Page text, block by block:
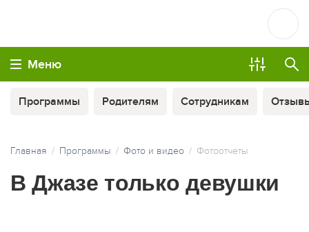
Меню
Программы Родителям Сотрудникам
Главная Программы Фото и видео Фотоотчеты
В Джазе только девушки